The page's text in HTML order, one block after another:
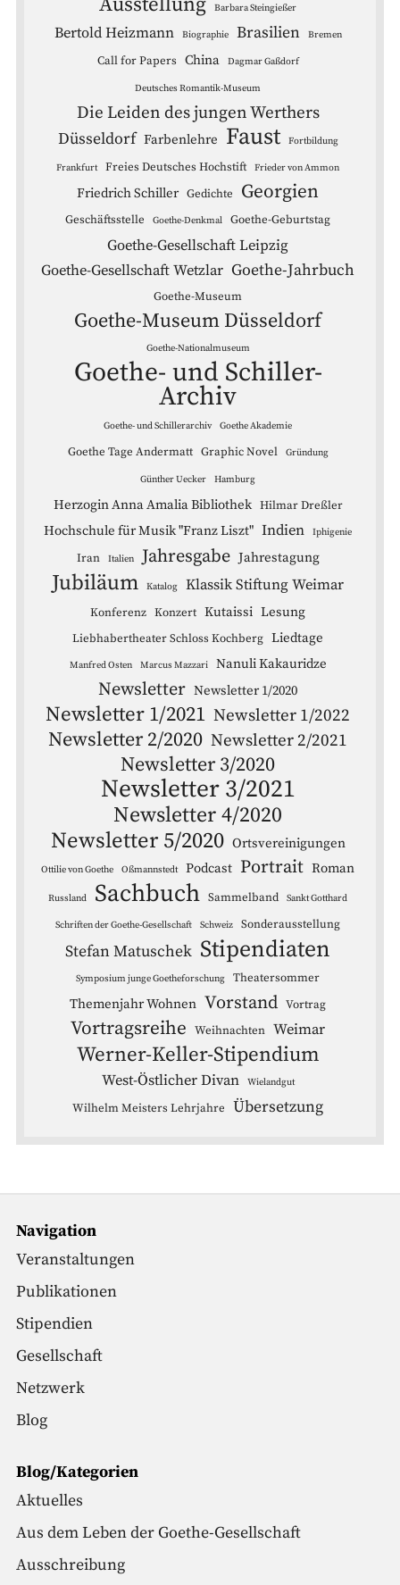
Barbara Steingießer
Bertold Heizmann Biographie Brasilien Bremen
Call for Papers China Dagmar Gaßdorf
Deutsches Romantik-Museum
Die Leiden des jungen Werthers
Düsseldorf Farbenlehre Faust Fortbildung
Frankfurt Freies Deutsches Hochstift Frieder von Ammon
Friedrich Schiller Gedichte Georgien
Geschäftsstelle Goethe-Denkmal Goethe-Geburtstag
Goethe-Gesellschaft Leipzig
Goethe-Gesellschaft Wetzlar Goethe-Jahrbuch
Goethe-Museum
Goethe-Museum Düsseldorf
Goethe-Nationalmuseum
Goethe- und Schiller-
Archiv
Goethe- und Schillerarchiv Goethe Akademie
Goethe Tage Andermatt Graphic Novel Gründung
Günther Uecker Hamburg
Herzogin Anna Amalia Bibliothek Hilmar Dreßler
Hochschule für Musik "Franz Liszt" Indien Iphigenie
Iran Italien Jahresgabe Jahrestagung
Jubiläum Katalog Klassik Stiftung Weimar
Konferenz Konzert Kutaissi Lesung
Liebhabertheater Schloss Kochberg Liedtage
Manfred Osten Marcus Mazzari Nanuli Kakauridze
Newsletter Newsletter 1/2020
Newsletter 1/2021 Newsletter 1/2022
Newsletter 2/2020 Newsletter 2/2021
Newsletter 3/2020
Newsletter 3/2021
Newsletter 4/2020
Newsletter 5/2020 Ortsvereinigungen
Ottilie von Goethe Oßmannstedt Podcast Portrait Roman
Russland Sachbuch Sammelband Sankt Gotthard
Schriften der Goethe-Gesellschaft Schweiz Sonderausstellung
Stefan Matuschek Stipendiaten
Symposium junge Goetheforschung Theatersommer
Themenjahr Wohnen Vorstand Vortrag
Vortragsreihe Weihnachten Weimar
Werner-Keller-Stipendium
West-Östlicher Divan Wielandgut
Wilhelm Meisters Lehrjahre Übersetzung
Navigation
Veranstaltungen
Publikationen
Stipendien
Gesellschaft
Netzwerk
Blog
Blog/Kategorien
Aktuelles
Aus dem Leben der Goethe-Gesellschaft
Ausschreibung